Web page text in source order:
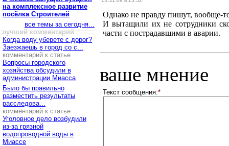
на комплексное развитие
посёлка Строителей
все темы за сегодня...
лучший комментарий
Когда воду уберете с дорог?
Заезжаешь в город со с...
комментарий к статье
Вопросы городского
хозяйства обсудили в
администрации Миасса
Было бы правильно
разместить результаты
расследова...
комментарий к статье
Уголовное дело возбудили
из-за грязной
водопроводной воды в
Миассе
Однако не правду пишут, вообще-
И вытащили их не сотрудники
части с пострадавшими в аварии.
ваше мнение
Текст сообщения:*